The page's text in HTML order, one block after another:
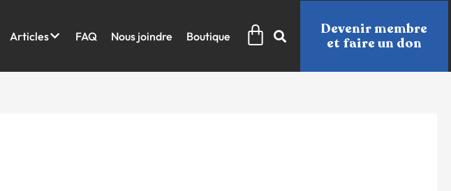
Articles FAQ Nous joindre Boutique Panier
Devenir membre
et faire un don